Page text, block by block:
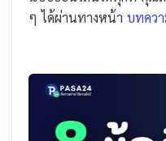
ๆ ได้ผ่านทางหน้า บทคว